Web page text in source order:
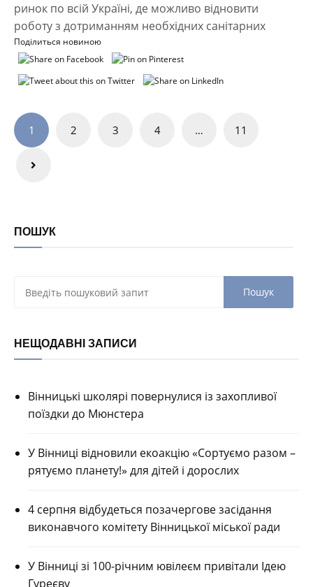
ПОШУК
НЕЩОДАВНІ ЗАПИСИ
Вінницькі школярі повернулися із захопливої
поїздки до Мюнстера
У Вінниці відновили екоакцію «Сортуємо разом –
рятуємо планету!» для дітей і дорослих
4 серпня відбудеться позачергове засідання
виконавчого комітету Вінницької міської ради
У Вінниці зі 100-річним ювілеєм привітали Ідею
Гуреєву
ринок по всій Україні, де можливо відновити
роботу з дотриманням необхідних санітарних
Поділиться новиною
Навігація
записів
1 2 3 4 … 11